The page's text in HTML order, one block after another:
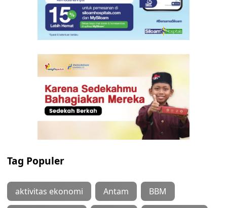
Tag Populer
aktivitas ekonomi Antam BBM